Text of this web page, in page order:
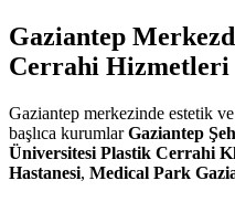
Gaziantep
Cerrahi Hizmetleri
Gaziantep merkezinde estetik
başlıca kurumlarGaziantep
Üniversitesi Plastik Cerrahi
Hastanesi, Medical Park